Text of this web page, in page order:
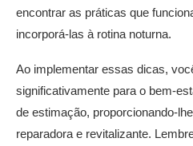
encontrar as práticas que
incorporá-las à rotina noturna.
Ao implementar essas dicas,
significativamente para o bem-
de estimação, proporcionando-
reparadora e revitalizante.